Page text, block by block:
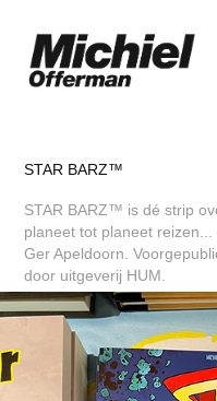
STAR BARZ™
STAR BARZ™ is dé strip
planeet tot planeet
Ger Apeldoorn.
door uitgeverij HUM.